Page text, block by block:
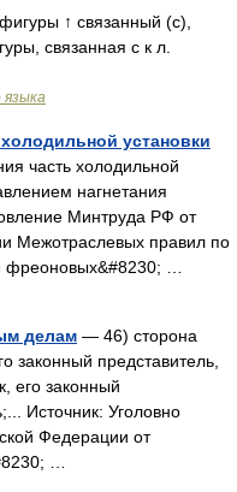
↑ связанный (с),
связанная с к л.
языка
установки
часть холодильной
нагнетания
Минтруда РФ от
Межотраслевых правил по
фреоновых&#8230; …
делам — 46) сторона
законный представитель,
его законный
Источник: Уголовно
Федерации от
…